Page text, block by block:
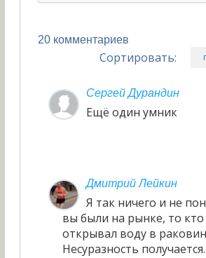
20 комментариев
Сортировать:
Сергей Дурандин
Ещё один умник
Дмитрий Лейкин
Я так ничего и не
вы были на рынке, то кто
открывал воду в
Несуразность получается.